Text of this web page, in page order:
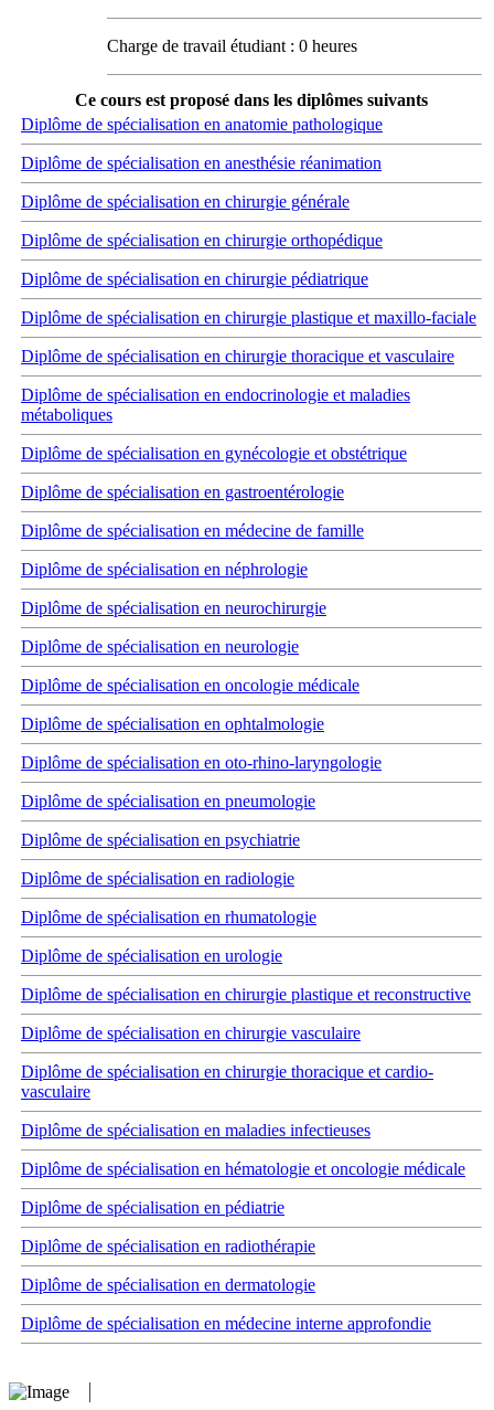
Charge de travail étudiant : 0 heures
Ce cours est proposé dans les diplômes suivants
Diplôme de spécialisation en anatomie pathologique
Diplôme de spécialisation en anesthésie réanimation
Diplôme de spécialisation en chirurgie générale
Diplôme de spécialisation en chirurgie orthopédique
Diplôme de spécialisation en chirurgie pédiatrique
Diplôme de spécialisation en chirurgie plastique et maxillo-faciale
Diplôme de spécialisation en chirurgie thoracique et vasculaire
Diplôme de spécialisation en endocrinologie et maladies
métaboliques
Diplôme de spécialisation en gynécologie et obstétrique
Diplôme de spécialisation en gastroentérologie
Diplôme de spécialisation en médecine de famille
Diplôme de spécialisation en néphrologie
Diplôme de spécialisation en neurochirurgie
Diplôme de spécialisation en neurologie
Diplôme de spécialisation en oncologie médicale
Diplôme de spécialisation en ophtalmologie
Diplôme de spécialisation en oto-rhino-laryngologie
Diplôme de spécialisation en pneumologie
Diplôme de spécialisation en psychiatrie
Diplôme de spécialisation en radiologie
Diplôme de spécialisation en rhumatologie
Diplôme de spécialisation en urologie
Diplôme de spécialisation en chirurgie plastique et reconstructive
Diplôme de spécialisation en chirurgie vasculaire
Diplôme de spécialisation en chirurgie thoracique et cardio-
vasculaire
Diplôme de spécialisation en maladies infectieuses
Diplôme de spécialisation en hématologie et oncologie médicale
Diplôme de spécialisation en pédiatrie
Diplôme de spécialisation en radiothérapie
Diplôme de spécialisation en dermatologie
Diplôme de spécialisation en médecine interne approfondie